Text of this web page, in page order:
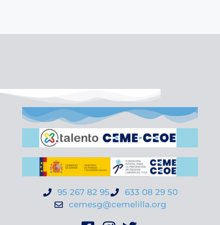
95 267 82 95
633 08 29 50
cemesg@cemelilla.org